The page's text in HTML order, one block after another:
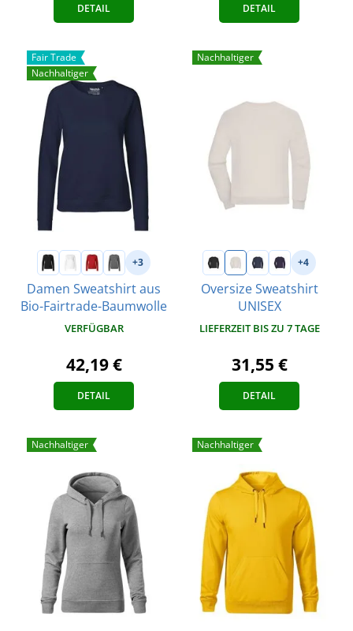
DETAIL DETAIL
Fair Trade
Nachhaltiger
+3
Damen Sweatshirt aus
Bio-Fairtrade-Baumwolle
VERFÜGBAR
42,19 €
DETAIL
Nachhaltiger
+4
Oversize Sweatshirt
UNISEX
LIEFERZEIT BIS ZU 7 TAGE
31,55 €
DETAIL
Nachhaltiger Nachhaltiger